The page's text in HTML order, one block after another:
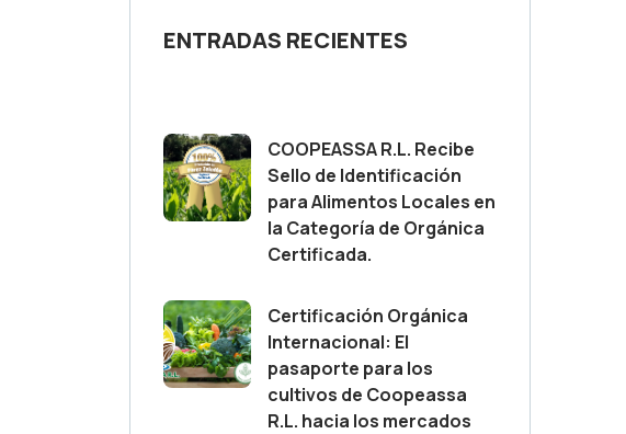
ENTRADAS RECIENTES
COOPEASSA R.L. Recibe
Sello de Identificación
para Alimentos Locales en
la Categoría de Orgánica
Certificada.
Certificación Orgánica
Internacional: El
pasaporte para los
cultivos de Coopeassa
R.L. hacia los mercados